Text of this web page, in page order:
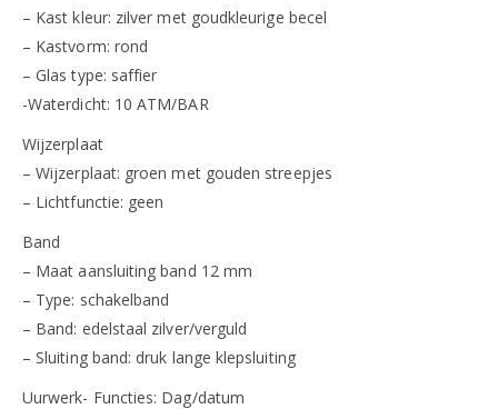
– Kast kleur: zilver met goudkleurige becel
– Kastvorm: rond
– Glas type: saffier
-Waterdicht: 10 ATM/BAR
Wijzerplaat
– Wijzerplaat: groen met gouden streepjes
– Lichtfunctie: geen
Band
– Maat aansluiting band 12 mm
– Type: schakelband
– Band: edelstaal zilver/verguld
– Sluiting band: druk lange klepsluiting
Uurwerk- Functies: Dag/datum